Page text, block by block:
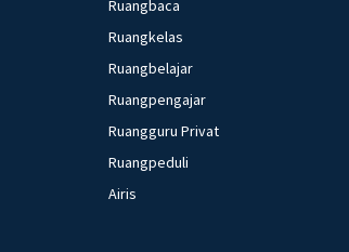
Ruangbaca
Ruangkelas
Ruangbelajar
Ruangpengajar
Ruangguru Privat
Ruangpeduli
Airis